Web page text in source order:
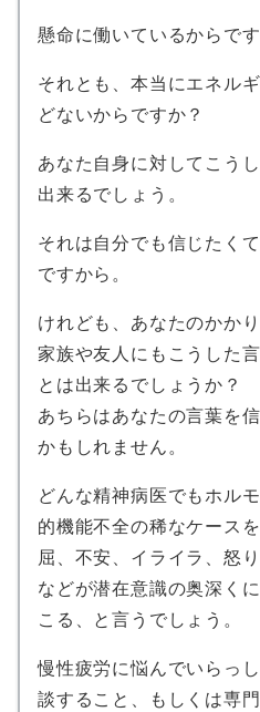
懸命に働いているからです
それとも、本当にエネル
どないからですか？
あなた自身に対してこう
出来るでしょう。
それは自分でも信じたく
ですから。
けれども、あなたのかか
家族や友人にもこうした
とは出来るでしょうか？
あちらはあなたの言葉を
かもしれません。
どんな精神病医でもホル
的機能不全の稀なケース
屈、不安、イライラ、怒
などが潜在意識の奥深く
こる、と言うでしょう。
慢性疲労に悩んでいらっ
談すること、もしくは専